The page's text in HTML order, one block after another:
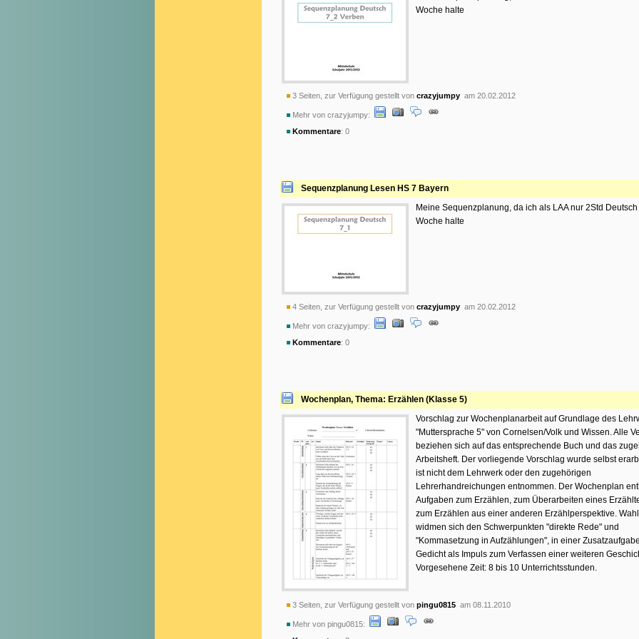
Woche halte
3 Seiten, zur Verfügung gestellt von crazyjumpy am 20.02.2012
Mehr von crazyjumpy:
Kommentare: 0
Sequenzplanung Lesen HS 7 Bayern
Meine Sequenzplanung, da ich als LAA nur 2Std
Woche halte
4 Seiten, zur Verfügung gestellt von crazyjumpy am 20.02.2012
Mehr von crazyjumpy:
Kommentare: 0
Wochenplan, Thema: Erzählen (Klasse 5)
Vorschlag zur Wochenplanarbeit auf Grundlage des
"Muttersprache 5" von Cornelsen/Volk und Wissen. Alle
beziehen sich auf das entsprechende Buch und das
Arbeitsheft. Der vorliegende Vorschlag wurde selbst
ist nicht dem Lehrwerk oder den zugehörigen
Lehrerhandreichungen entnommen. Der Wochenplan
Aufgaben zum Erzählen, zum Überarbeiten eines
zum Erzählen aus einer anderen Erzählperspektive.
widmen sich den Schwerpunkten "direkte Rede" und
"Kommasetzung in Aufzählungen", in einer
Gedicht als Impuls zum Verfassen einer weiteren
Vorgesehene Zeit: 8 bis 10 Unterrichtsstunden.
3 Seiten, zur Verfügung gestellt von pingu0815 am 08.11.2010
Mehr von pingu0815: